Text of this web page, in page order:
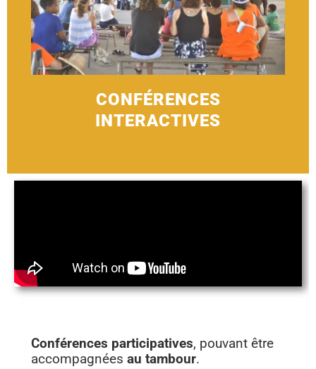
CONFÉRENCES
INTERACTIVES
Conférences participatives, pouvant être
accompagnéesau tambour.